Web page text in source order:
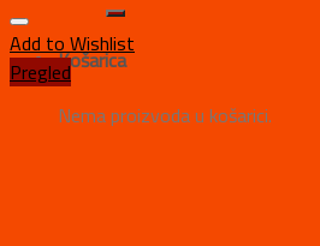
Košarica
Nema proizvoda u košarici.
Add to Wishlist
Pregled